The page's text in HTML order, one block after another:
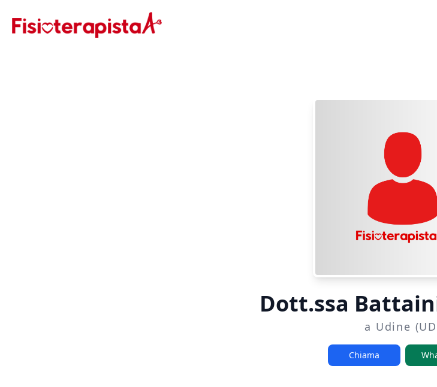
Dott.ssa
a Udine
Chiama